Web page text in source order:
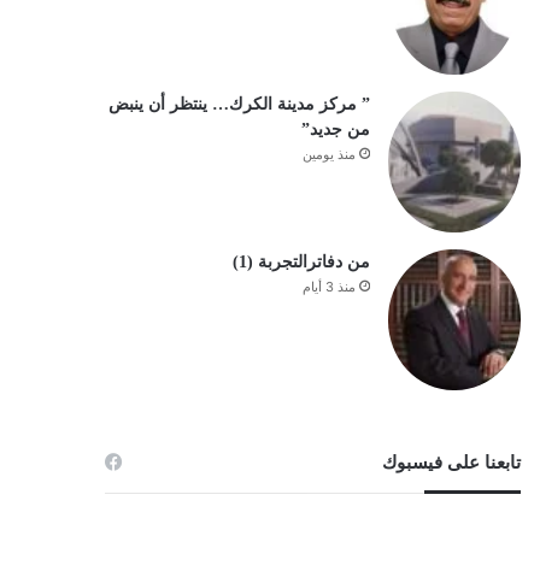
” مركز مدينة الكرك… ينتظر أن ينبض
من جديد”
منذ يومين
من دفاترالتجربة (1)
منذ 3 أيام
تابعنا على فيسبوك